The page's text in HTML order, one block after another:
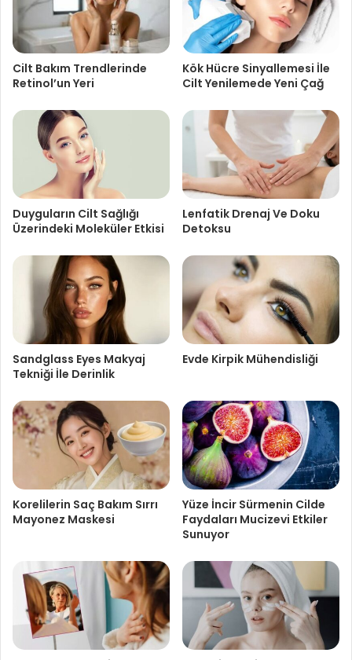
Cilt Bakım Trendlerinde
Retinol’un Yeri
Kök Hücre Sinyallemesi İle
Cilt Yenilemede Yeni Çağ
Duyguların Cilt Sağlığı
Üzerindeki Moleküler Etkisi
Lenfatik Drenaj Ve Doku
Detoksu
Sandglass Eyes Makyaj
Tekniği İle Derinlik
Evde Kirpik Mühendisliği
Korelilerin Saç Bakım Sırrı
Mayonez Maskesi
Yüze İncir Sürmenin Cilde
Faydaları Mucizevi Etkiler
Sunuyor